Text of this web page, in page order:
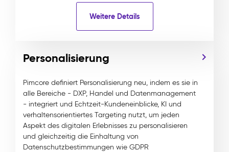
Weitere Details
Personalisierung
Pimcore definiert Personalisierung neu, indem es sie in
alle Bereiche - DXP, Handel und Datenmanagement
- integriert und Echtzeit-Kundeneinblicke, KI und
verhaltensorientiertes Targeting nutzt, um jeden
Aspekt des digitalen Erlebnisses zu personalisieren
und gleichzeitig die Einhaltung von
Datenschutzbestimmungen wie GDPR